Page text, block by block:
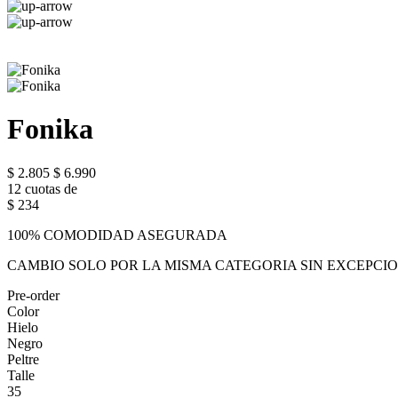
Fonika
$ 2.805 $ 6.990
12 cuotas de
$ 234
100% COMODIDAD ASEGURADA
CAMBIO SOLO POR LA MISMA CATEGORIA SIN
Pre-order
Color
Hielo
Negro
Peltre
Talle
35